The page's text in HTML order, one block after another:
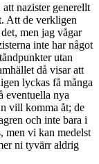
nazister generellt
Att de verkligen
men jag vågar
inte har något
utan
då visar att
lyckas få många
eventuella nya
vill komma åt; de
och inte bara i
men vi kan medelst
ni tyvärr aldrig